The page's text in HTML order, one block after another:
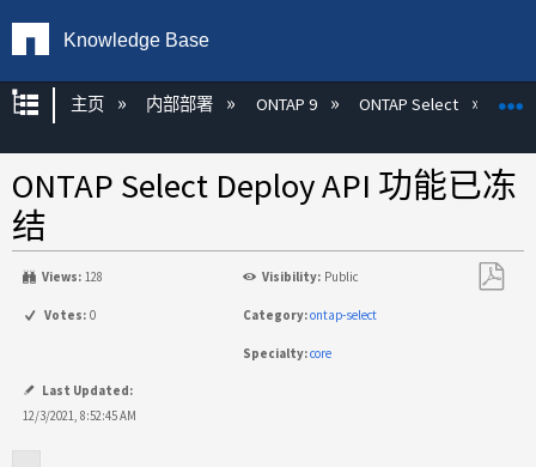
Knowledge Base
扩展/隐缩全局层次
主页 内部部署 ONTAP 9 ONTAP Select
ONTAP Select Deploy API 功能已冻
结
Views: 128 Visibility: Public
Votes: 0 Category:ontap-select
Specialty:core
Last Updated:
12/3/2021, 8:52:45 AM